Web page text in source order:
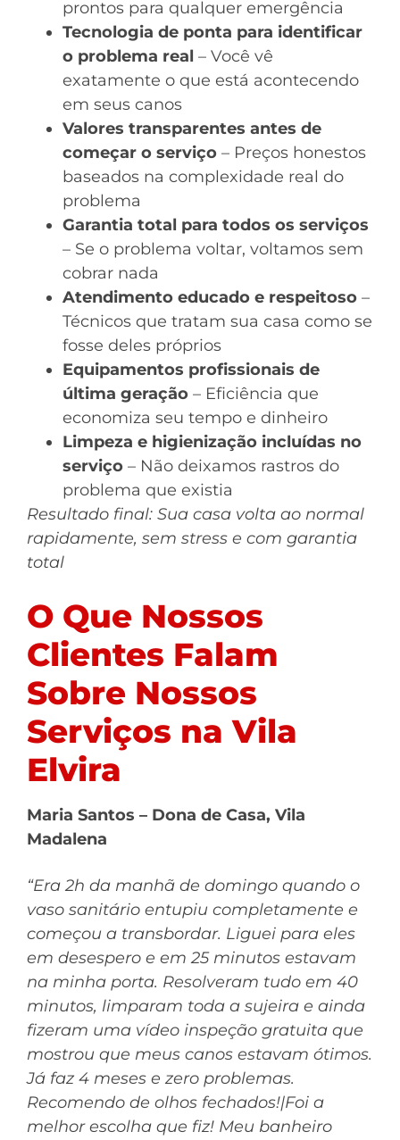
prontos para qualquer emergência
Tecnologia de ponta para identificar
o problema real – Você vê
exatamente o que está acontecendo
em seus canos
Valores transparentes antes de
começar o serviço – Preços honestos
baseados na complexidade real do
problema
Garantia total para todos os serviços
– Se o problema voltar, voltamos sem
cobrar nada
Atendimento educado e respeitoso –
Técnicos que tratam sua casa como se
fosse deles próprios
Equipamentos profissionais de
última geração – Eficiência que
economiza seu tempo e dinheiro
Limpeza e higienização incluídas no
serviço – Não deixamos rastros do
problema que existia
Resultado final: Sua casa volta ao normal
rapidamente, sem stress e com garantia
total
O Que Nossos
Clientes Falam
Sobre Nossos
Serviços na Vila
Elvira
Maria Santos – Dona de Casa, Vila
Madalena
“Era 2h da manhã de domingo quando o
vaso sanitário entupiu completamente e
começou a transbordar. Liguei para eles
em desespero e em 25 minutos estavam
na minha porta. Resolveram tudo em 40
minutos, limparam toda a sujeira e ainda
fizeram uma vídeo inspeção gratuita que
mostrou que meus canos estavam ótimos.
Já faz 4 meses e zero problemas.
Recomendo de olhos fechados!|Foi a
melhor escolha que fiz! Meu banheiro